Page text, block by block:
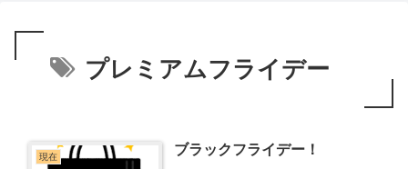
プレミアムフライデー
現在 ブラックフライデー！